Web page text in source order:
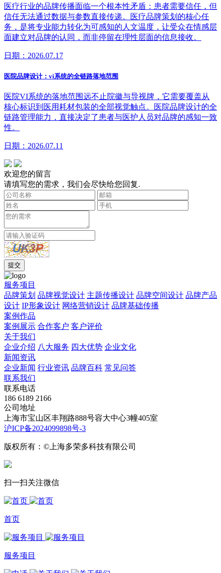
医疗行业的品牌传播面临一个根本性矛盾：患者需要信任，但
信任无法通过数据与参数直接传递。医疗品牌策划的核心任
务，是将专业能力转化为可感知的人文温度，让受众在情感层
面建立对品牌的认同，而非停留在理性层面的信息接收。
日期：2026.07.17
医院品牌设计：vi系统的全链路落地范围
医院VI系统的落地范围远不止院徽与导视牌，它需要覆盖从
核心标识到医用耗材包装的全部视觉触点。医院品牌设计的全
链路管理能力，直接决定了患者与医护人员对品牌的感知一致
性。
日期：2026.07.11
欢迎您的留言
请填写您的需求，我们会尽快给您回复.
服务项目
品牌策划 品牌视觉设计 主题传播设计 品牌空间设计 品牌产品
设计 IP形象设计 网络营销设计 品牌基础传播
案例作品
案例展示 合作客户 客户评价
关于我们
企业介绍 八大服务 四大优势 企业文化
新闻资讯
企业新闻 行业资讯 品牌百科 常见问答
联系我们
联系电话
186 6189 2166
公司地址
上海市宝山区丰翔路888号容大中心3幢405室
沪ICP备2024099898号-3
版权所有：©上海多荣多科技有限公司
扫一扫关注微信
首页
服务项目